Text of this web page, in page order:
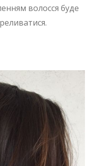
волосся буде